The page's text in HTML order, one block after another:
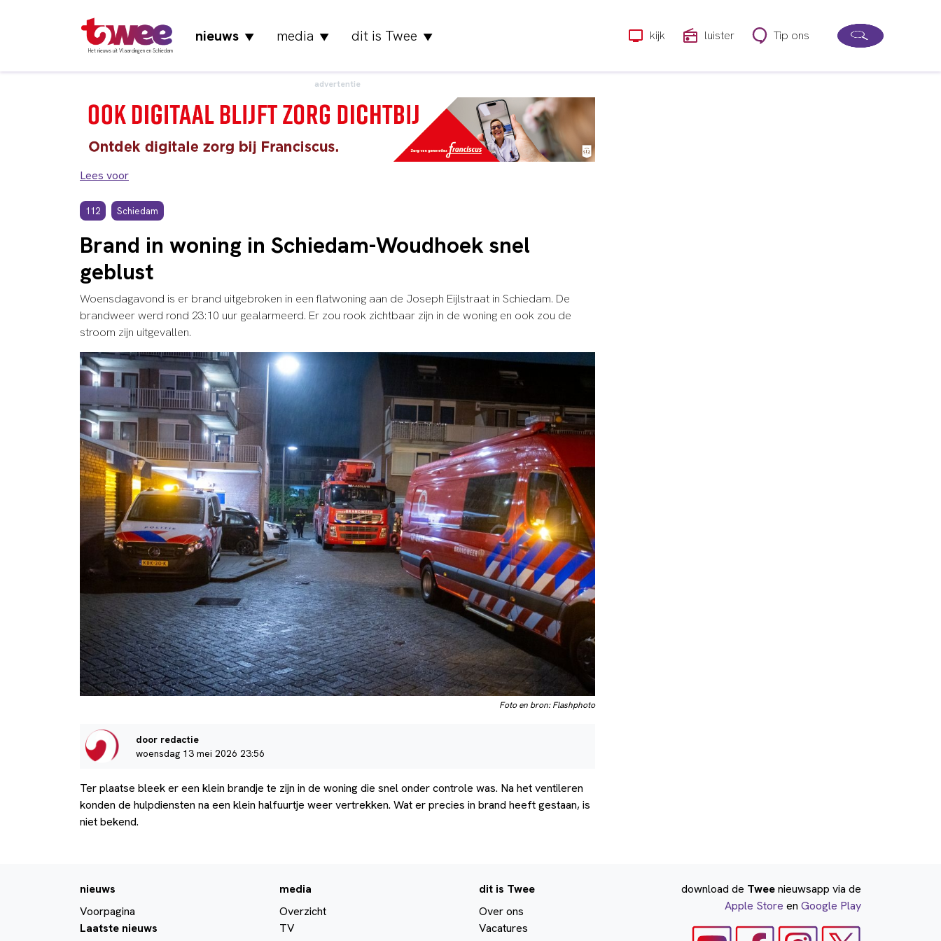
Het nieuws uit Vlaardingen en Schiedam
nieuws▼ media ▼ dit is Twee ▼ kijk luister Tip ons
advertentie
Lees voor
112 Schiedam
Brand in woning in Schiedam-Woudhoek snel
geblust
Woensdagavond is er brand uitgebroken in een flatwoning aan de Joseph Eijlstraat in Schiedam. De
brandweer werd rond 23:10 uur gealarmeerd. Er zou rook zichtbaar zijn in de woning en ook zou de
stroom zijn uitgevallen.
Foto en bron: Flashphoto
door redactie
woensdag 13 mei 2026 23:56
Ter plaatse bleek er een klein brandje te zijn in de woning die snel onder controle was. Na het ventileren
konden de hulpdiensten na een klein halfuurtje weer vertrekken. Wat er precies in brand heeft gestaan, is
niet bekend.
nieuws
Voorpagina
Laatste nieuws
media
Overzicht
TV
dit is Twee
Over ons
Vacatures
download de Tweenieuwsapp via de
Apple Store en Google Play